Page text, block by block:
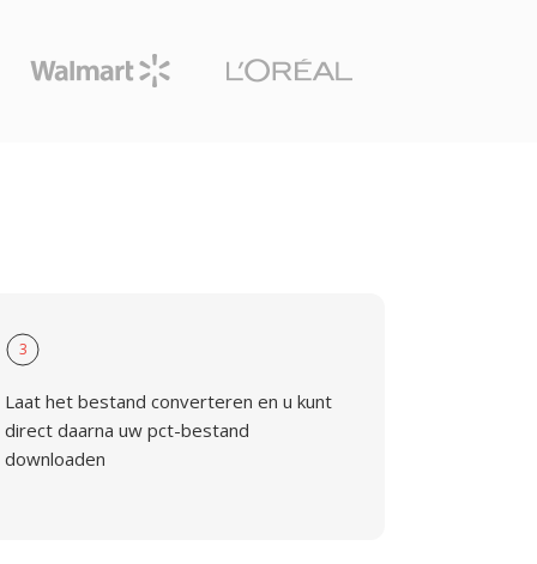
3
Laat het bestand converteren en u kunt
direct daarna uw pct-bestand
downloaden